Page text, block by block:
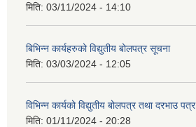
मिति: 03/11/2024 - 14:10
बिभिन्न कार्यहरुको विद्युतीय बोलपत्र सूचना
मिति: 03/03/2024 - 12:05
विभिन्न कार्यको विद्युतीय बोलपत्र तथा दरभाउ पत्र
मिति: 01/11/2024 - 20:28